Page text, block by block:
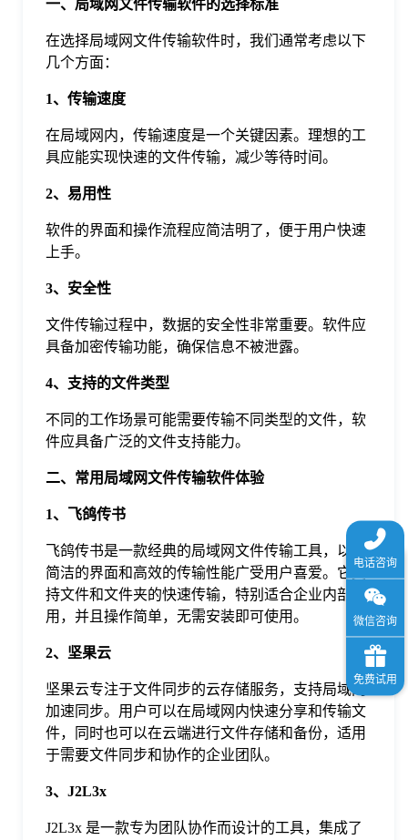
一、局域网文件传输软件的选择标准
在选择局域网文件传输软件时，我们通常考虑以下
几个方面：
1、传输速度
在局域网内，传输速度是一个关键因素。理想的工
具应能实现快速的文件传输，减少等待时间。
2、易用性
软件的界面和操作流程应简洁明了，便于用户快速
上手。
3、安全性
文件传输过程中，数据的安全性非常重要。软件应
具备加密传输功能，确保信息不被泄露。
4、支持的文件类型
不同的工作场景可能需要传输不同类型的文件，软
件应具备广泛的文件支持能力。
二、常用局域网文件传输软件体验
1、飞鸽传书
飞鸽传书是一款经典的局域网文件传输工具，以其
简洁的界面和高效的传输性能广受用户喜爱。它支
持文件和文件夹的快速传输，特别适合企业内部使
用，并且操作简单，无需安装即可使用。
2、坚果云
坚果云专注于文件同步的云存储服务，支持局域网
加速同步。用户可以在局域网内快速分享和传输文
件，同时也可以在云端进行文件存储和备份，适用
于需要文件同步和协作的企业团队。
3、J2L3x
J2L3x 是一款专为团队协作而设计的工具，集成了